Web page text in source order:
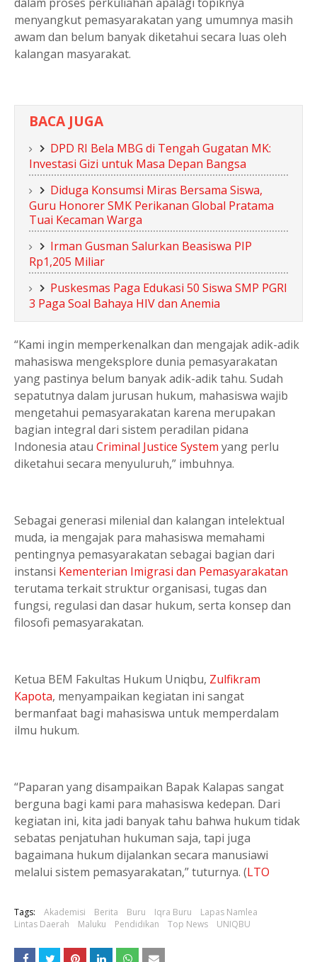
menyangkut pemasyarakatan yang umumnya masih
awam dan belum banyak diketahui secara luas oleh
kalangan masyarakat.
BACA JUGA
DPD RI Bela MBG di Tengah Gugatan MK:
Investasi Gizi untuk Masa Depan Bangsa
Diduga Konsumsi Miras Bersama Siswa,
Guru Honorer SMK Perikanan Global Pratama
Tuai Kecaman Warga
Irman Gusman Salurkan Beasiswa PIP
Rp1,205 Miliar
Puskesmas Paga Edukasi 50 Siswa SMP PGRI
3 Paga Soal Bahaya HIV dan Anemia
“Kami ingin memperkenalkan dan mengajak adik-adik
mahasiswa mengeksplore dunia pemasyarakatan
yang pastinya belum banyak adik-adik tahu. Sudah
sepatutnya dalam jurusan hukum, mahasiswa wajib
mengetahui pemasyarakatan karena merupakan
bagian integral dari sistem peradilan pidana
Indonesia atau Criminal Justice System yang perlu
diketahui secara menyuluruh,” imbuhnya.
Sebagai generasi milenial dan kalangan intelektual
muda, ia mengajak para mahasiswa memahami
pentingnya pemasyarakatan sebagai bagian dari
instansi Kementerian Imigrasi dan Pemasyarakatan
terutama terkait struktur organisasi, tugas dan
fungsi, regulasi dan dasar hukum, serta konsep dan
filosofi pemasyarakatan.
Ketua BEM Fakultas Hukum Uniqbu, Zulfikram
Kapota, menyampaikan kegiatan ini sangat
bermanfaat bagi mahasiswa untuk memperdalam
ilmu hukum.
“Paparan yang disampaikan Bapak Kalapas sangat
berguna bagi kami para mahasiswa kedepan. Dari
kegiatan ini, kita jadi banyak tahu bahwa hukum tidak
sebatas penjatuhan hukuman saja, tapi juga
bagaimana hukum dijalankan secara manusiawi
melalui sistem pemasyarakatan,” tuturnya. (LTO
Tags: Akademisi Berita Buru Iqra Buru
Lapas Namlea
Lintas Daerah
Maluku Pendidikan Top News UNIQBU